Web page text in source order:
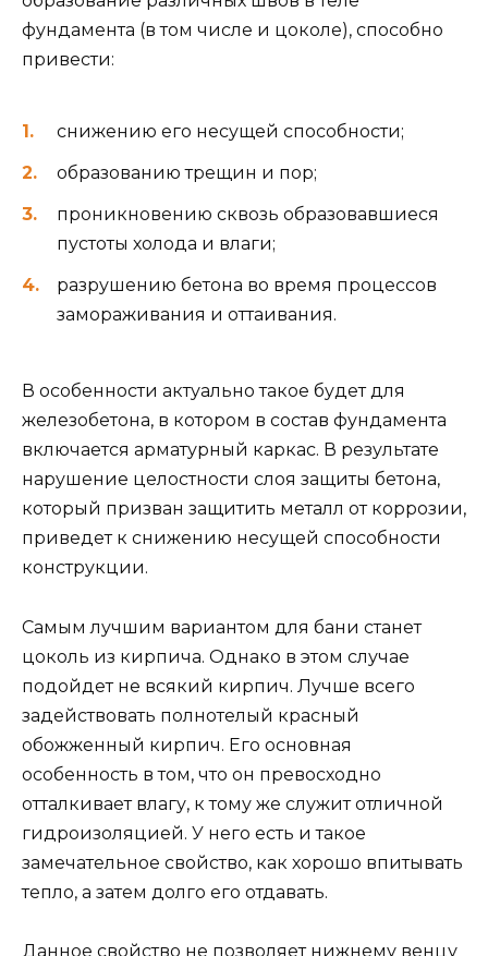
фундамента (в том числе и цоколе), способно
привести:
снижению его несущей способности;
образованию трещин и пор;
проникновению сквозь образовавшиеся
пустоты холода и влаги;
разрушению бетона во время процессов
замораживания и оттаивания.
В особенности актуально такое будет для
железобетона, в котором в состав фундамента
включается арматурный каркас. В результате
нарушение целостности слоя защиты бетона,
который призван защитить металл от коррозии,
приведет к снижению несущей способности
конструкции.
Самым лучшим вариантом для бани станет
цоколь из кирпича. Однако в этом случае
подойдет не всякий кирпич. Лучше всего
задействовать полнотелый красный
обожженный кирпич. Его основная
особенность в том, что он превосходно
отталкивает влагу, к тому же служит отличной
гидроизоляцией. У него есть и такое
замечательное свойство, как хорошо впитывать
тепло, а затем долго его отдавать.
Данное свойство не позволяет нижнему венцу